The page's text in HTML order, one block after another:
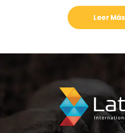
Leer Más